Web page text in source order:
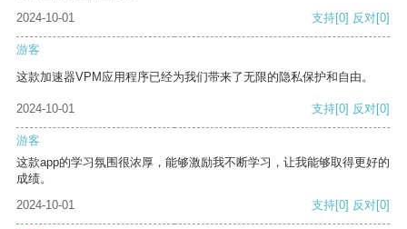
2024-10-01
支持[0] 反对[0]
游客
这款加速器VPM应用程序已经为我们带来了无限的隐私保护和自由。
2024-10-01 支持[0] 反对[0]
游客
这款app的学习氛围很浓厚，能够激励我不断学习，让我能够取得更好的
成绩。
2024-10-01
支持[0] 反对[0]